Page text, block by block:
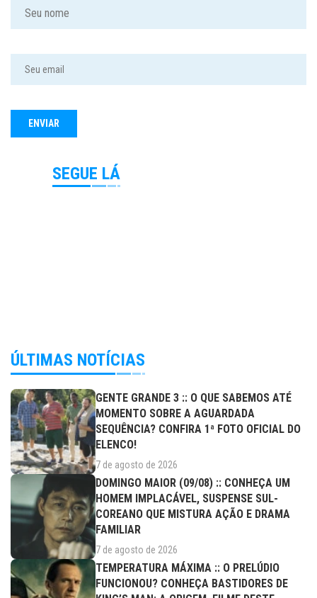
SEGUE LÁ
ÚLTIMAS NOTÍCIAS
GENTE GRANDE 3 :: O QUE SABEMOS ATÉ
MOMENTO SOBRE A AGUARDADA
SEQUÊNCIA? CONFIRA 1ª FOTO OFICIAL DO
ELENCO!
7 de agosto de 2026
DOMINGO MAIOR (09/08) :: CONHEÇA UM
HOMEM IMPLACÁVEL, SUSPENSE SUL-
COREANO QUE MISTURA AÇÃO E DRAMA
FAMILIAR
7 de agosto de 2026
TEMPERATURA MÁXIMA :: O PRELÚDIO
FUNCIONOU? CONHEÇA BASTIDORES DE